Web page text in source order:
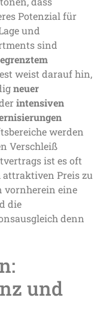
Potenzial für
und
sind
weist darauf hin,
neuer
intensiven
werden
Verschleiß
ist es oft
attraktiven Preis zu
vornherein eine
die
denn
und